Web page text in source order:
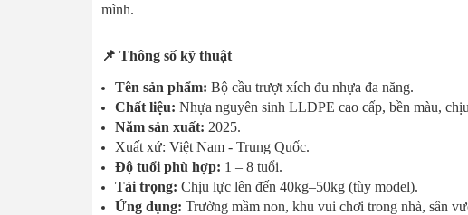
mình.
📌 Thông số kỹ thuật
Tên sản phẩm: Bộ cầu trượt xích đu nhựa đa năng.
Chất liệu: Nhựa nguyên sinh LLDPE cao cấp, bền màu,
Năm sản xuất: 2025.
Xuất xứ: Việt Nam - Trung Quốc.
Độ tuổi phù hợp: 1 – 8 tuổi.
Tải trọng: Chịu lực lên đến 40kg–50kg (tùy model).
Ứng dụng: Trường mầm non, khu vui chơi trong nhà, sân